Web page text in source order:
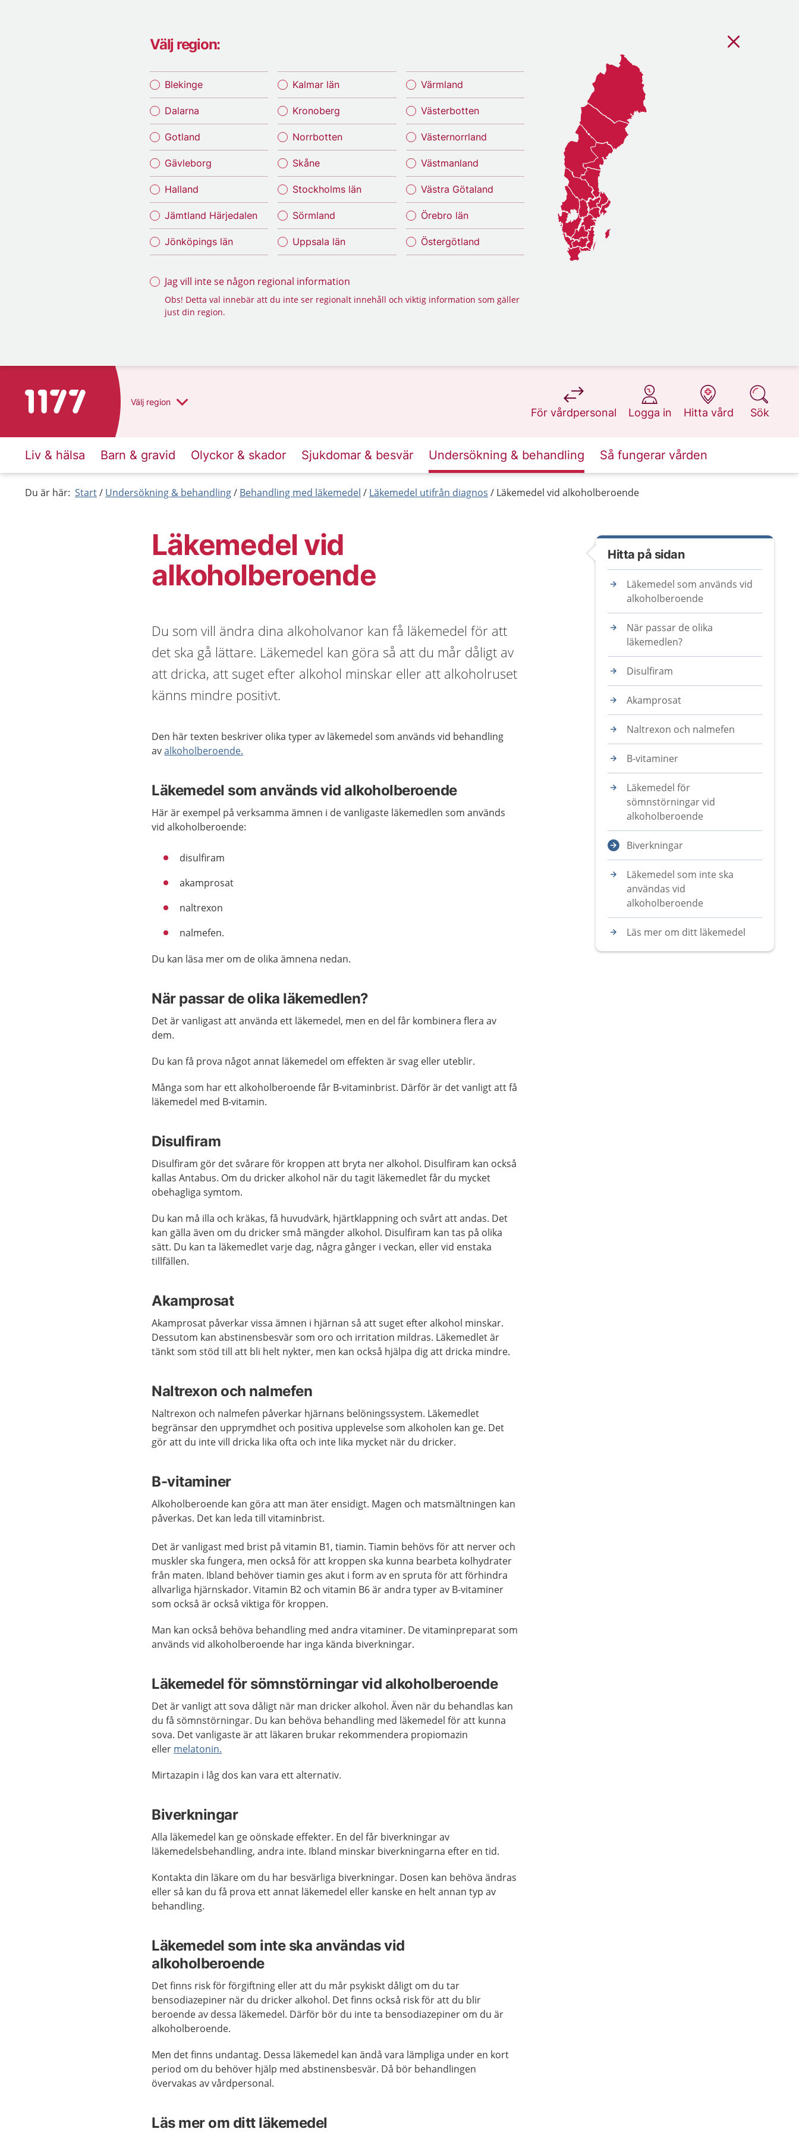
Välj region:
Blekinge
Dalarna
Gotland
Gävleborg
Halland
Jämtland Härjedalen
Jönköpings län
Kalmar län
Kronoberg
Norrbotten
Skåne
Stockholms län
Sörmland
Uppsala län
Värmland
Västerbotten
Västernorrland
Västmanland
Västra Götaland
Örebro län
Östergötland
Jag vill inte se någon regional information
Obs! Detta val innebär att du inte ser regionalt innehåll och viktig information som gäller
just din region.
Till startsidan för 1177 Välj region
För vårdpersonal
på 1177.se
Logga in
på 1177.se
Hitta vård
på 1177.se
Sök
på 1177.se
Liv & hälsa Barn & gravid Olyckor & skador Sjukdomar & besvär Undersökning & behandling Så fungerar vården
Du är här: Start Undersökning & behandling Behandling med läkemedel Läkemedel utifrån diagnos Läkemedel vid alkoholberoende
Läkemedel vid
alkoholberoende
Du som vill ändra dina alkoholvanor kan få läkemedel för att
det ska gå lättare. Läkemedel kan göra så att du mår dåligt av
att dricka, att suget efter alkohol minskar eller att alkoholruset
känns mindre positivt.
Den här texten beskriver olika typer av läkemedel som används vid behandling
avalkoholberoende.
Läkemedel som används vid alkoholberoende
Här är exempel på verksamma ämnen i de vanligaste läkemedlen som används
vid alkoholberoende:
disulfiram
akamprosat
naltrexon
nalmefen.
Du kan läsa mer om de olika ämnena nedan.
När passar de olika läkemedlen?
Det är vanligast att använda ett läkemedel, men en del får kombinera flera av
dem.
Du kan få prova något annat läkemedel om effekten är svag eller uteblir.
Många som har ett alkoholberoende får B-vitaminbrist. Därför är det vanligt att få
läkemedel med B-vitamin.
Disulfiram
Disulfiram gör det svårare för kroppen att bryta ner alkohol. Disulfiram kan också
kallas Antabus. Om du dricker alkohol när du tagit läkemedlet får du mycket
obehagliga symtom.
Du kan må illa och kräkas, få huvudvärk, hjärtklappning och svårt att andas. Det
kan gälla även om du dricker små mängder alkohol. Disulfiram kan tas på olika
sätt. Du kan ta läkemedlet varje dag, några gånger i veckan, eller vid enstaka
tillfällen.
Akamprosat
Akamprosat påverkar vissa ämnen i hjärnan så att suget efter alkohol minskar.
Dessutom kan abstinensbesvär som oro och irritation mildras. Läkemedlet är
tänkt som stöd till att bli helt nykter, men kan också hjälpa dig att dricka mindre.
Naltrexon och nalmefen
Naltrexon och nalmefen påverkar hjärnans belöningssystem. Läkemedlet
begränsar den upprymdhet och positiva upplevelse som alkoholen kan ge. Det
gör att du inte vill dricka lika ofta och inte lika mycket när du dricker.
B-vitaminer
Alkoholberoende kan göra att man äter ensidigt. Magen och matsmältningen kan
påverkas. Det kan leda till vitaminbrist.
Det är vanligast med brist på vitamin B1, tiamin. Tiamin behövs för att nerver och
muskler ska fungera, men också för att kroppen ska kunna bearbeta kolhydrater
från maten. Ibland behöver tiamin ges akut i form av en spruta för att förhindra
allvarliga hjärnskador. Vitamin B2 och vitamin B6 är andra typer av B-vitaminer
som också är också viktiga för kroppen.
Man kan också behöva behandling med andra vitaminer. De vitaminpreparat som
används vid alkoholberoende har inga kända biverkningar.
Läkemedel för sömnstörningar vid alkoholberoende
Det är vanligt att sova dåligt när man dricker alkohol. Även när du behandlas kan
du få sömnstörningar. Du kan behöva behandling med läkemedel för att kunna
sova. Det vanligaste är att läkaren brukar rekommendera propiomazin
eller melatonin.
Mirtazapin i låg dos kan vara ett alternativ.
Biverkningar
Alla läkemedel kan ge oönskade effekter. En del får biverkningar av
läkemedelsbehandling, andra inte. Ibland minskar biverkningarna efter en tid.
Kontakta din läkare om du har besvärliga biverkningar. Dosen kan behöva ändras
eller så kan du få prova ett annat läkemedel eller kanske en helt annan typ av
behandling.
Läkemedel som inte ska användas vid
alkoholberoende
Det finns risk för förgiftning eller att du mår psykiskt dåligt om du tar
bensodiazepiner när du dricker alkohol. Det finns också risk för att du blir
beroende av dessa läkemedel. Därför bör du inte ta bensodiazepiner om du är
alkoholberoende.
Men det finns undantag. Dessa läkemedel kan ändå vara lämpliga under en kort
period om du behöver hjälp med abstinensbesvär. Då bör behandlingen
övervakas av vårdpersonal.
Läs mer om ditt läkemedel
Hitta på sidan
Läkemedel som används vid
alkoholberoende
När passar de olika
läkemedlen?
Disulfiram
Akamprosat
Naltrexon och nalmefen
B-vitaminer
Läkemedel för
sömnstörningar vid
alkoholberoende
Biverkningar
Läkemedel som inte ska
användas vid
alkoholberoende
Läs mer om ditt läkemedel